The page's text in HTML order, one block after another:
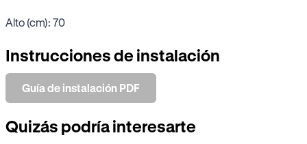
Alto (cm): 70
Instrucciones de instalación
Guía de instalación PDF
Quizás podría interesarte